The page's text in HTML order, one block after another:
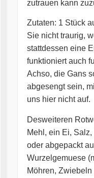
zutrauen kann
Zutaten: 1 Stück
Sie nicht traurig,
stattdessen eine
funktioniert auch
Achso, die Gans
abgesengt sein,
uns hier nicht auf.
Desweiteren
Mehl, ein Ei,
oder abgepackt
Wurzelgemuese
Möhren,